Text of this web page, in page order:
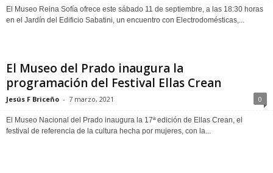
VIDEOJUEGOS
El Museo Reina Sofía ofrece este sábado 11 de septiembre, a las 18:30 horas
en el Jardín del Edificio Sabatini, un encuentro con Electrodomésticas,...
El Museo del Prado inaugura la
programación del Festival Ellas Crean
Jesús F Briceño - 7 marzo, 2021 0
El Museo Nacional del Prado inaugura la 17ª edición de Ellas Crean, el
festival de referencia de la cultura hecha por mujeres, con la...